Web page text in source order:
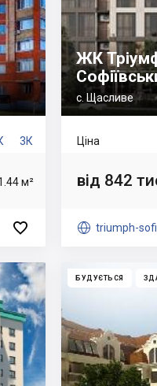
3К
м²

ЖК
с. Щасливе
Ціна
від 842
 triumph-
БУДУЄТЬСЯ